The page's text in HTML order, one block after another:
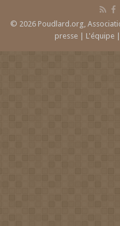
© 2026 Poudlard.org,
presse | L'équipe |